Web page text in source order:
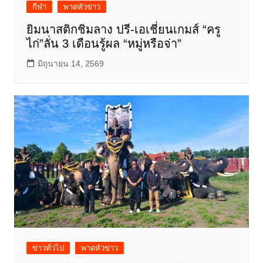
กีฬา พาดหัวข่าว
ยิมนาสติกชิมลาง ปรี-เอเชี่ยนเกมส์ “ครู
ไก่”ลั่น 3 เดือนรู้ผล “หมู่หรือจ่า”
มิถุนายน 14, 2569
ข่าวทั่วไป พาดหัวข่าว